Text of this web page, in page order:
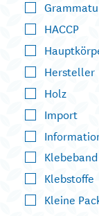
HACCP
Hersteller
Holz
Import
Klebeband
Klebstoffe
Kleine